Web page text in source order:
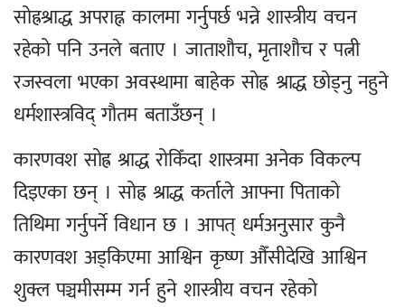
सोह्रश्राद्ध अपराह्न कालमा गर्नुपर्छ भन्ने शास्त्रीय वचन
रहेको पनि उनले बताए । जाताशौच, मृताशौच र पत्नी
रजस्वला भएका अवस्थामा बाहेक सोह्र श्राद्ध छोड्नु नहुने
धर्मशास्त्रविद् गौतम बताउँछन् ।
कारणवश सोह्र श्राद्ध रोकिँदा शास्त्रमा अनेक विकल्प
दिइएका छन् । सोह्र श्राद्ध कर्ताले आफ्ना पिताको
तिथिमा गर्नुपर्ने विधान छ । आपत् धर्मअनुसार कुनै
कारणवश अड्किएमा आश्विन कृष्ण औँसीदेखि आश्विन
शुक्ल पञ्चमीसम्म गर्न हुने शास्त्रीय वचन रहेको